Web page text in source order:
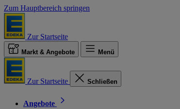
Zum Hauptbereich springen
Zur Startseite
Markt & Angebote Menü
Zur Startseite Schließen
Angebote